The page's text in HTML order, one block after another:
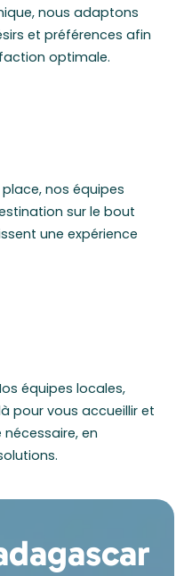
nous adaptons
et préférences afin
optimale.
nos équipes
sur le bout
une expérience
équipes locales,
pour vous accueillir et
en